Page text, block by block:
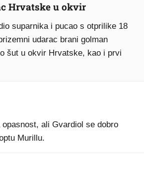
Hrvatske u okvir
suparnika i pucao s otprilike 18
udarac brani golman
šut u okvir Hrvatske, kao i prvi
ali Gvardiol se dobro
Murillu.